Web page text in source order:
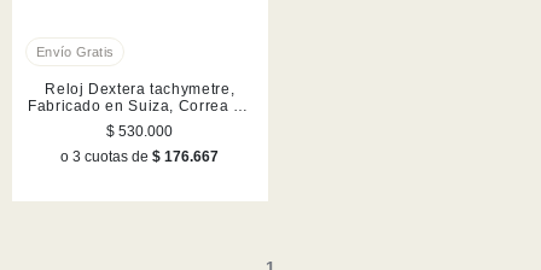
Reloj Dextera tachymetre,
Fabricado en Suiza, Correa de
piel, Plateado, Acero
inoxidable
$ 530.000
o 3 cuotas de$ 176.667